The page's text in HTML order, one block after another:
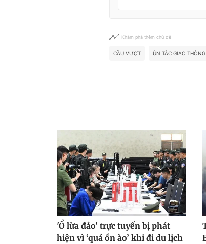
Khám phá thêm chủ đề
CẦU VƯỢT ÙN TẮC GIAO THÔNG